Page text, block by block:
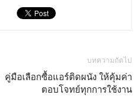
บทความถัดไป
คู่มือเลือกซื้อแอร์ติดผนัง ให้คุ้มค่า
ตอบโจทย์ทุกการใช้งาน